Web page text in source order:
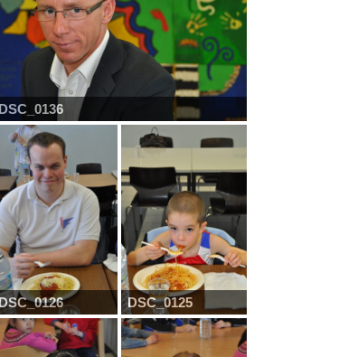
DSC_0136
DSC_0125